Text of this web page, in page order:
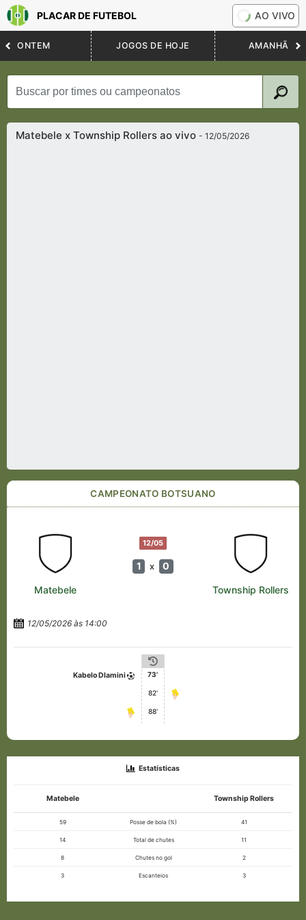
PLACAR DE FUTEBOL AO VIVO
ONTEM JOGOS DE HOJE AMANHÃ
Matebele x Township Rollers ao vivo- 12/05/2026
CAMPEONATO BOTSUANO
12/05
1 x 0
Matebele Township Rollers
12/05/2026 às 14:00
Kabelo Dlamini 73'
82'
88'
Estatísticas
Matebele Township Rollers
59 Posse de bola (%) 41
14 Total de chutes 11
8 Chutes no gol 2
3 Escanteios 3